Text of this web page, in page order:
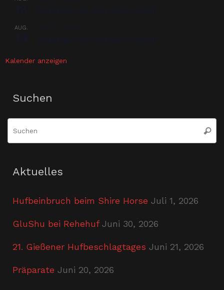
AUG.
Kalender anzeigen
Suchen
Aktuelles
Hufbeinbruch beim Shire Horse Juli 1, 2026
GluShu bei Rehehuf Juni 30, 2026
21. Gießener Hufbeschlagtages Juni 21, 2026
Präparate Juni 20, 2026